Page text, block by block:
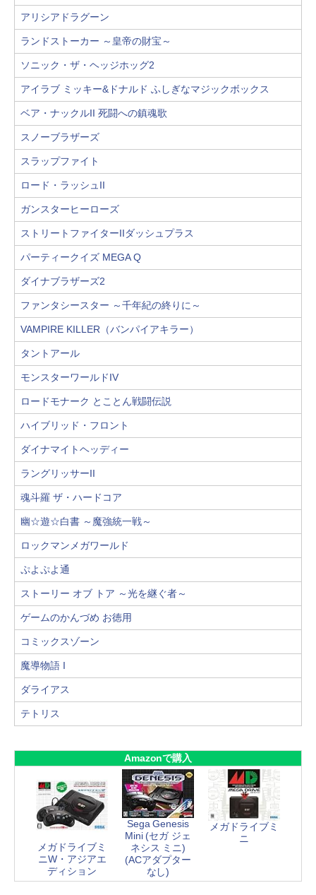
アリシアドラグーン
ランドストーカー ～皇帝の財宝～
ソニック・ザ・ヘッジホッグ2
アイラブ ミッキー&ドナルド ふしぎなマジックボックス
ベア・ナックルII 死闘への鎮魂歌
スノーブラザーズ
スラップファイト
ロード・ラッシュII
ガンスターヒーローズ
ストリートファイターIIダッシュプラス
パーティークイズ MEGA Q
ダイナブラザーズ2
ファンタシースター ～千年紀の終りに～
VAMPIRE KILLER（バンパイアキラー）
タントアール
モンスターワールドIV
ロードモナーク とことん戦闘伝説
ハイブリッド・フロント
ダイナマイトヘッディー
ラングリッサーII
魂斗羅 ザ・ハードコア
幽☆遊☆白書 ～魔強統一戦～
ロックマンメガワールド
ぷよぷよ通
ストーリー オブ トア ～光を継ぐ者～
ゲームのかんづめ お徳用
コミックスゾーン
魔導物語 I
ダライアス
テトリス
Amazonで購入
メガドライブミ
ニW・アジアエ
ディション
Sega Genesis
Mini (セガ ジェ
ネシス ミニ)
(ACアダプター
なし)
メガドライブミ
ニ